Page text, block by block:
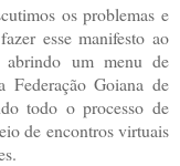
os problemas e
esse manifesto ao
abrindo um menu de
Federação Goiana de
todo o processo de
de encontros virtuais